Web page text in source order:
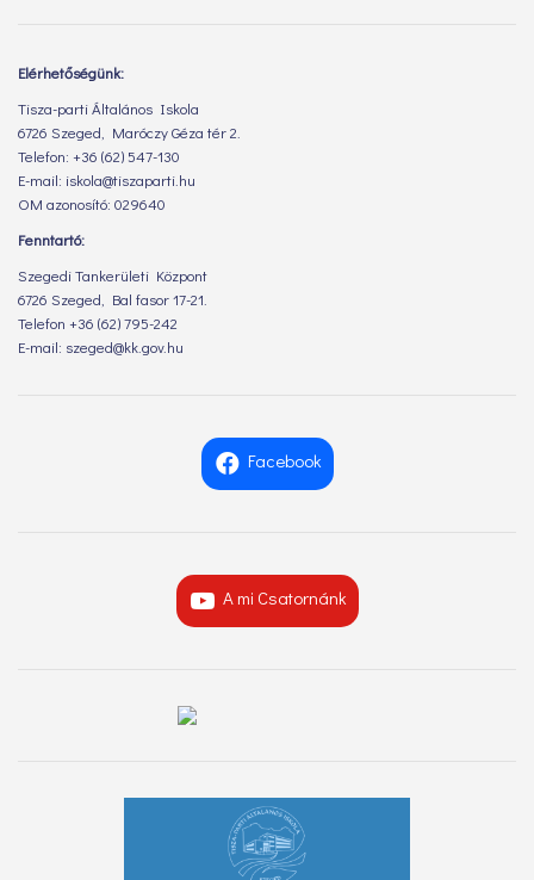
Elérhetőségünk:
Tisza-parti Általános Iskola
6726 Szeged, Maróczy Géza tér 2.
Telefon: +36 (62) 547-130
E-mail: iskola@tiszaparti.hu
OM azonosító: 029640
Fenntartó:
Szegedi Tankerületi Központ
6726 Szeged, Bal fasor 17-21.
Telefon +36 (62) 795-242
E-mail: szeged@kk.gov.hu
Facebook
A mi Csatornánk